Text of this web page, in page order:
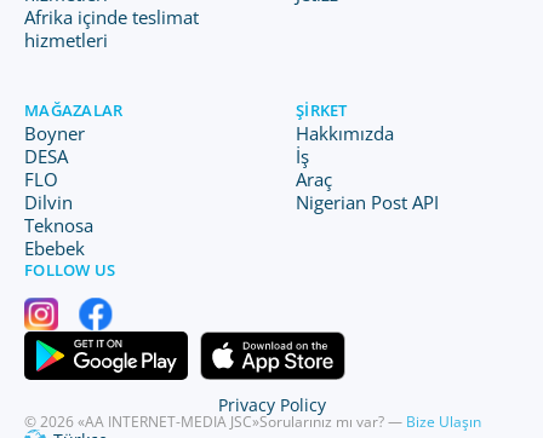
Afrika içinde teslimat
hizmetleri
MAĞAZALAR
Boyner
DESA
FLO
Dilvin
Teknosa
Ebebek
ŞIRKET
Hakkımızda
İş
Araç
Nigerian Post API
FOLLOW US
© 2026 «AA INTERNET-MEDIA JSC»Sorularınız mı var? — Bize Ulaşın
Privacy Policy